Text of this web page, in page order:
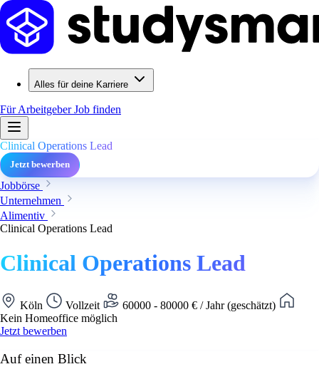
Alles für deine Karriere
Für ArbeitgeberJob finden
Clinical Operations Lead
Jetzt bewerben
Jobbörse
Unternehmen
Alimentiv
Clinical Operations Lead
Clinical Operations Lead
Köln Vollzeit
60000 - 80000 € / Jahr (geschätzt)
Kein Homeoffice möglich
Jetzt bewerben
Auf einen Blick